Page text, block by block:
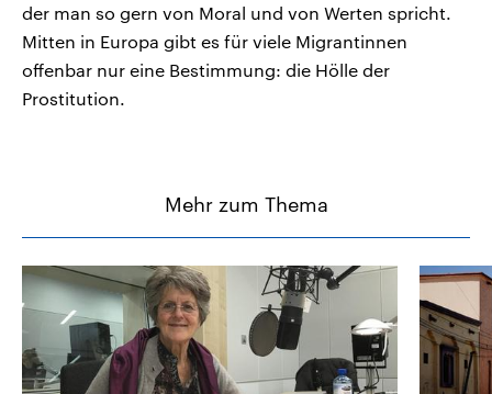
der man so gern von Moral und von Werten spricht.
Mitten in Europa gibt es für viele Migrantinnen
offenbar nur eine Bestimmung: die Hölle der
Prostitution.
Mehr zum Thema